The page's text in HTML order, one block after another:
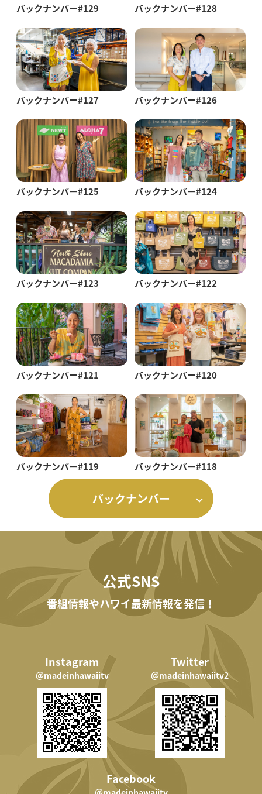
バックナンバー#129 バックナンバー#128
バックナンバー#127 バックナンバー#126
バックナンバー#125 バックナンバー#124
バックナンバー#123 バックナンバー#122
バックナンバー#121 バックナンバー#120
バックナンバー#119 バックナンバー#118
バックナンバー
公式SNS
番組情報やハワイ最新情報を発信！
Instagram
＠madeinhawaiitv
Twitter
＠madeinhawaiitv2
Facebook